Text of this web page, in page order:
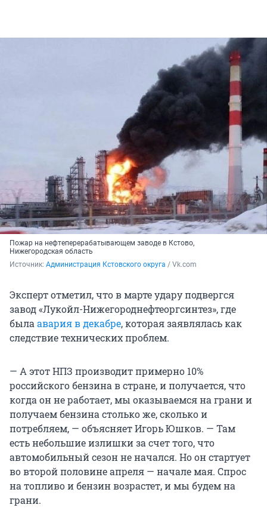
Пожар на нефтеперерабатывающем заводе в Кстово,
Нижегородская область
Источник: Администрация Кстовского округа / Vk.com
Эксперт отметил, что в марте удару подвергся
завод «Лукойл-Нижегороднефтеоргсинтез», где
былаавария в декабре, которая заявлялась как
следствие технических проблем.
— А этот НПЗ производит примерно 10%
российского бензина в стране, и получается, что
когда он не работает, мы оказываемся на грани и
получаем бензина столько же, сколько и
потребляем, — объясняет Игорь Юшков. — Там
есть небольшие излишки за счет того, что
автомобильный сезон не начался. Но он стартует
во второй половине апреля — начале мая. Спрос
на топливо и бензин возрастет, и мы будем на
грани.